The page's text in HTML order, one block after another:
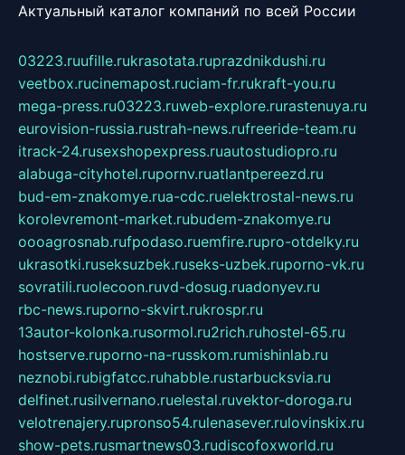
Актуальный каталог компаний по всей России
03223.ruufille.rukrasotata.ruprazdnikdushi.ru
veetbox.rucinemapost.ruciam-fr.rukraft-you.ru
mega-press.ru03223.ruweb-explore.rurastenuya.ru
eurovision-russia.rustrah-news.rufreeride-team.ru
itrack-24.rusexshopexpress.ruautostudiopro.ru
alabuga-cityhotel.rupornv.ruatlantpereezd.ru
bud-em-znakomye.rua-cdc.ruelektrostal-news.ru
korolevremont-market.rubudem-znakomye.ru
oooagrosnab.rufpodaso.ruemfire.rupro-otdelky.ru
ukrasotki.ruseksuzbek.ruseks-uzbek.ruporno-vk.ru
sovratili.ruolecoon.ruvd-dosug.ruadonyev.ru
rbc-news.ruporno-skvirt.rukrospr.ru
13autor-kolonka.rusormol.ru2rich.ruhostel-65.ru
hostserve.ruporno-na-russkom.rumishinlab.ru
neznobi.rubigfatcc.ruhabble.rustarbucksvia.ru
delfinet.rusilvernano.ruelestal.ruvektor-doroga.ru
velotrenajery.rupronso54.rulenasever.rulovinskix.ru
show-pets.rusmartnews03.rudiscofoxworld.ru